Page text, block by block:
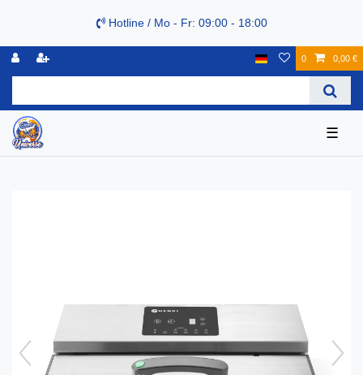
Hotline / Mo - Fr: 09:00 - 18:00
0 0,00 €
☰